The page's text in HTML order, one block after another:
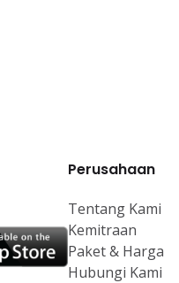
Perusahaan
Tentang Kami
Kemitraan
Paket & Harga
Hubungi Kami